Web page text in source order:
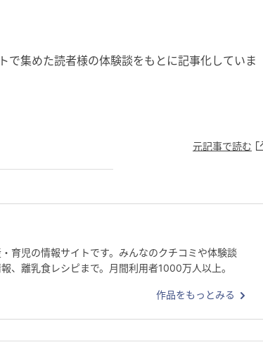
集めた読者様の体験談をもとに記事化していま
元記事で読む
育児の情報サイトです。みんなのクチコミや体験談
、離乳食レシピまで。月間利用者1000万人以上。
作品をもっとみる